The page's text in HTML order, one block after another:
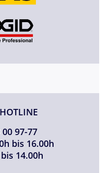
97-77
bis 16.00h
14.00h